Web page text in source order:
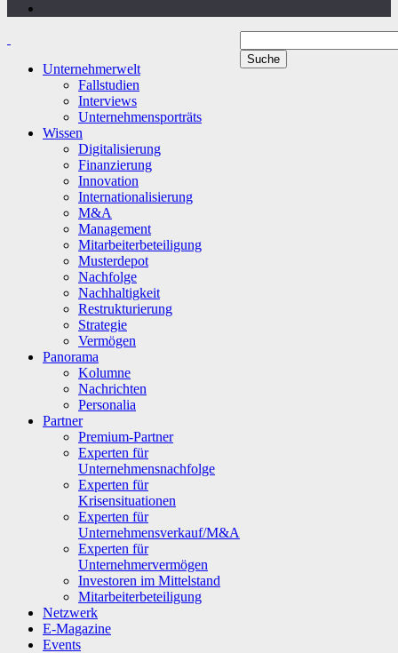
Unternehmerwelt
Fallstudien
Interviews
Unternehmensporträts
Wissen
Digitalisierung
Finanzierung
Innovation
Internationalisierung
M&A
Management
Mitarbeiterbeteiligung
Musterdepot
Nachfolge
Nachhaltigkeit
Restrukturierung
Strategie
Vermögen
Panorama
Kolumne
Nachrichten
Personalia
Partner
Premium-Partner
Experten für
Unternehmensnachfolge
Experten für
Krisensituationen
Experten für
Unternehmensverkauf/M&A
Experten für
Unternehmervermögen
Investoren im Mittelstand
Mitarbeiterbeteiligung
Netzwerk
E-Magazine
Events